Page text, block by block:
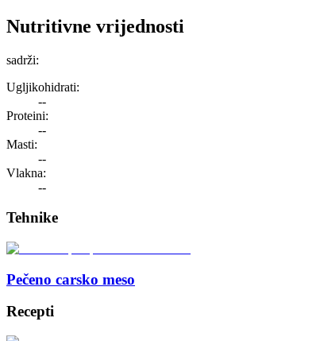
Nutritivne vrijednosti
sadrži:
Ugljikohidrati:
--
Proteini:
--
Masti:
--
Vlakna:
--
Tehnike
Pečeno carsko meso
Recepti